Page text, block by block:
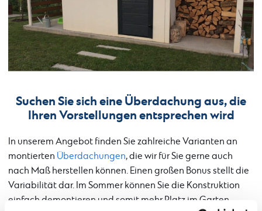
Suchen Sie sich eine Überdachung aus, die
Ihren Vorstellungen entsprechen wird
In unserem Angebot finden Sie zahlreiche Varianten an
montierten Überdachungen, die wir für Sie gerne auch
nach Maß herstellen können. Einen großen Bonus stellt die
Variabilität dar. Im Sommer können Sie die Konstruktion
einfach demontieren und somit mehr Platz im Garten